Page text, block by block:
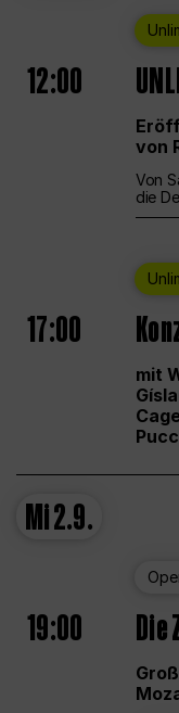
12:00
von
Von
die
17:00
mit
Mi2.9.
19:00